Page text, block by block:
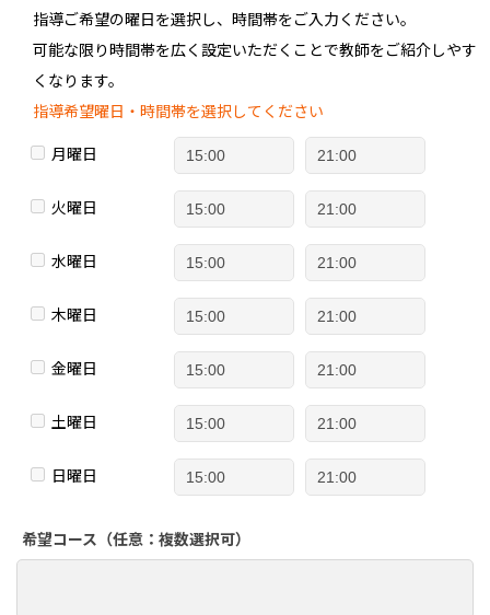
指導ご希望の曜日を選択し、時間帯をご入力ください。
可能な限り時間帯を広く設定いただくことで教師をご紹介しやす
くなります。
指導希望曜日・時間帯を選択してください
月曜日
火曜日
水曜日
木曜日
金曜日
土曜日
日曜日
希望コース（任意：複数選択可）